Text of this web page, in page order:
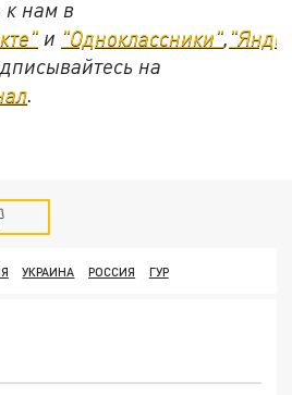
к нам в
и "Одноклассники",
на
.
УКРАИНА РОССИЯ ГУР